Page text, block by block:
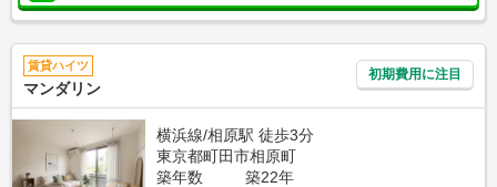
賃貸ハイツ
マンダリン
初期費用に注目
横浜線/相原駅 徒歩3分
東京都町田市相原町
築年数
築22年